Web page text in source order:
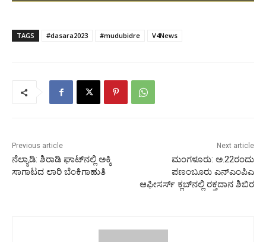
TAGS #dasara2023 #mudubidre V4News
Previous article
ನೆಲ್ಯಾಡಿ: ಶಿರಾಡಿ ಘಾಟ್‍ನಲ್ಲಿ ಅಕ್ಕಿ
ಸಾಗಾಟದ ಲಾರಿ ಬೆಂಕಿಗಾಹುತಿ
Next article
ಮಂಗಳೂರು: ಅ.22ರಂದು
ಪಣಂಬೂರು ಎನ್‍ಎಂಪಿಎ
ಆಫೀಸರ್ಸ್ ಕ್ಲಬ್‍ನಲ್ಲಿ ರಕ್ತದಾನ ಶಿಬಿರ